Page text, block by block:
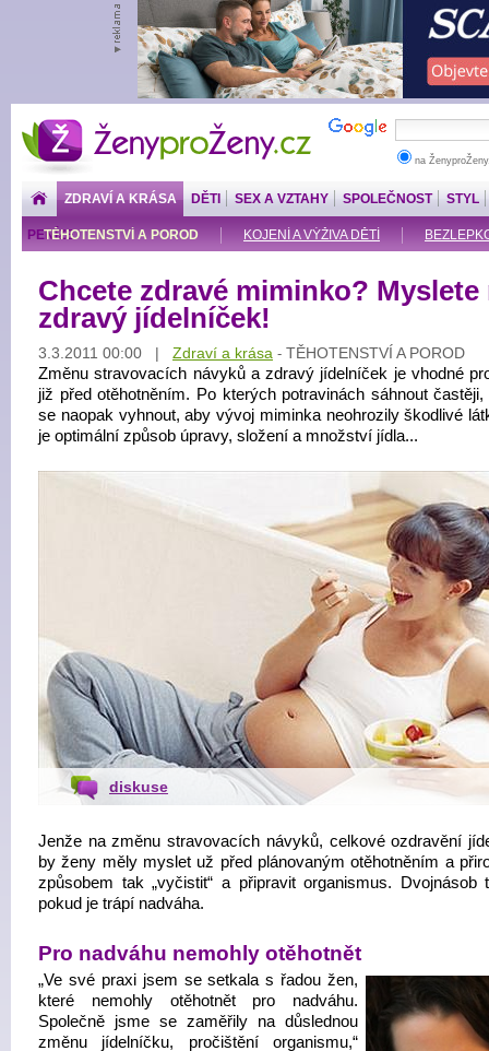
ŽenyproŽeny.cz
na
ZDRAVÍ A KRÁSA
TĚHOTENSTVÍ A POROD KOJENÍ A VÝŽIVA DĚTÍ
DĚTI SEX A VZTAHY SPOLEČNOST STYL
PENÍZE
Chcete zdravé miminko? Myslete
zdravý jídelníček!
3.3.2011 00:00 | Zdraví a krása - TĚHOTENSTVÍ A POROD
Změnu stravovacích návyků a zdravý jídelníček je vhodné
již před otěhotněním. Po kterých potravinách sáhnout
se naopak vyhnout, aby vývoj miminka neohrozily škodlivé
je optimální způsob úpravy, složení a množství jídla...
diskuse
Jenže na změnu stravovacích návyků, celkové ozdravění
by ženy měly myslet už před plánovaným otěhotněním a
způsobem tak „vyčistit“ a připravit organismus. Dvojnásob
pokud je trápí nadváha.
Pro nadváhu nemohly otěhotnět
„Ve své praxi jsem se setkala s řadou žen,
které nemohly otěhotnět pro nadváhu.
Společně jsme se zaměřily na důslednou
změnu jídelníčku, pročištění organismu,“